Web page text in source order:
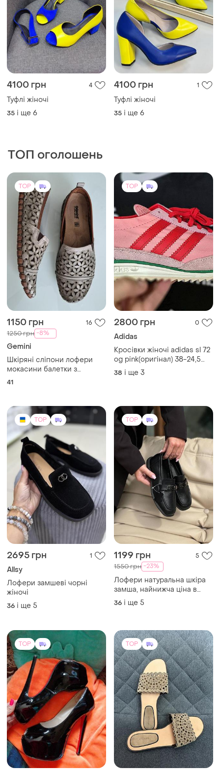
4100 грн 4
Туфлі жіночі
35 і ще 6
4100 грн 1
Туфлі жіночі
35 і ще 6
ТОП оголошень
TOP
1150 грн 16
1250 грн -8%
Gemini
Шкіряні сліпони лофери
мокасини балетки з
перфорацією gemini р.41
41
TOP
2800 грн 0
Adidas
Кросівки жіночі adidas sl 72
og pink(оригінал) 38-24,5
38⅔-25 39⅓-25,5
41⅓-26,5см
38 і ще 3
TOP
2695 грн 1
Allsy
Лофери замшеві чорні
жіночі
36 і ще 5
TOP
1199 грн 5
1550 грн -23%
Лофери натуральна шкіра
замша, найнижча ціна в
інтернеті!
36 і ще 5
TOP TOP